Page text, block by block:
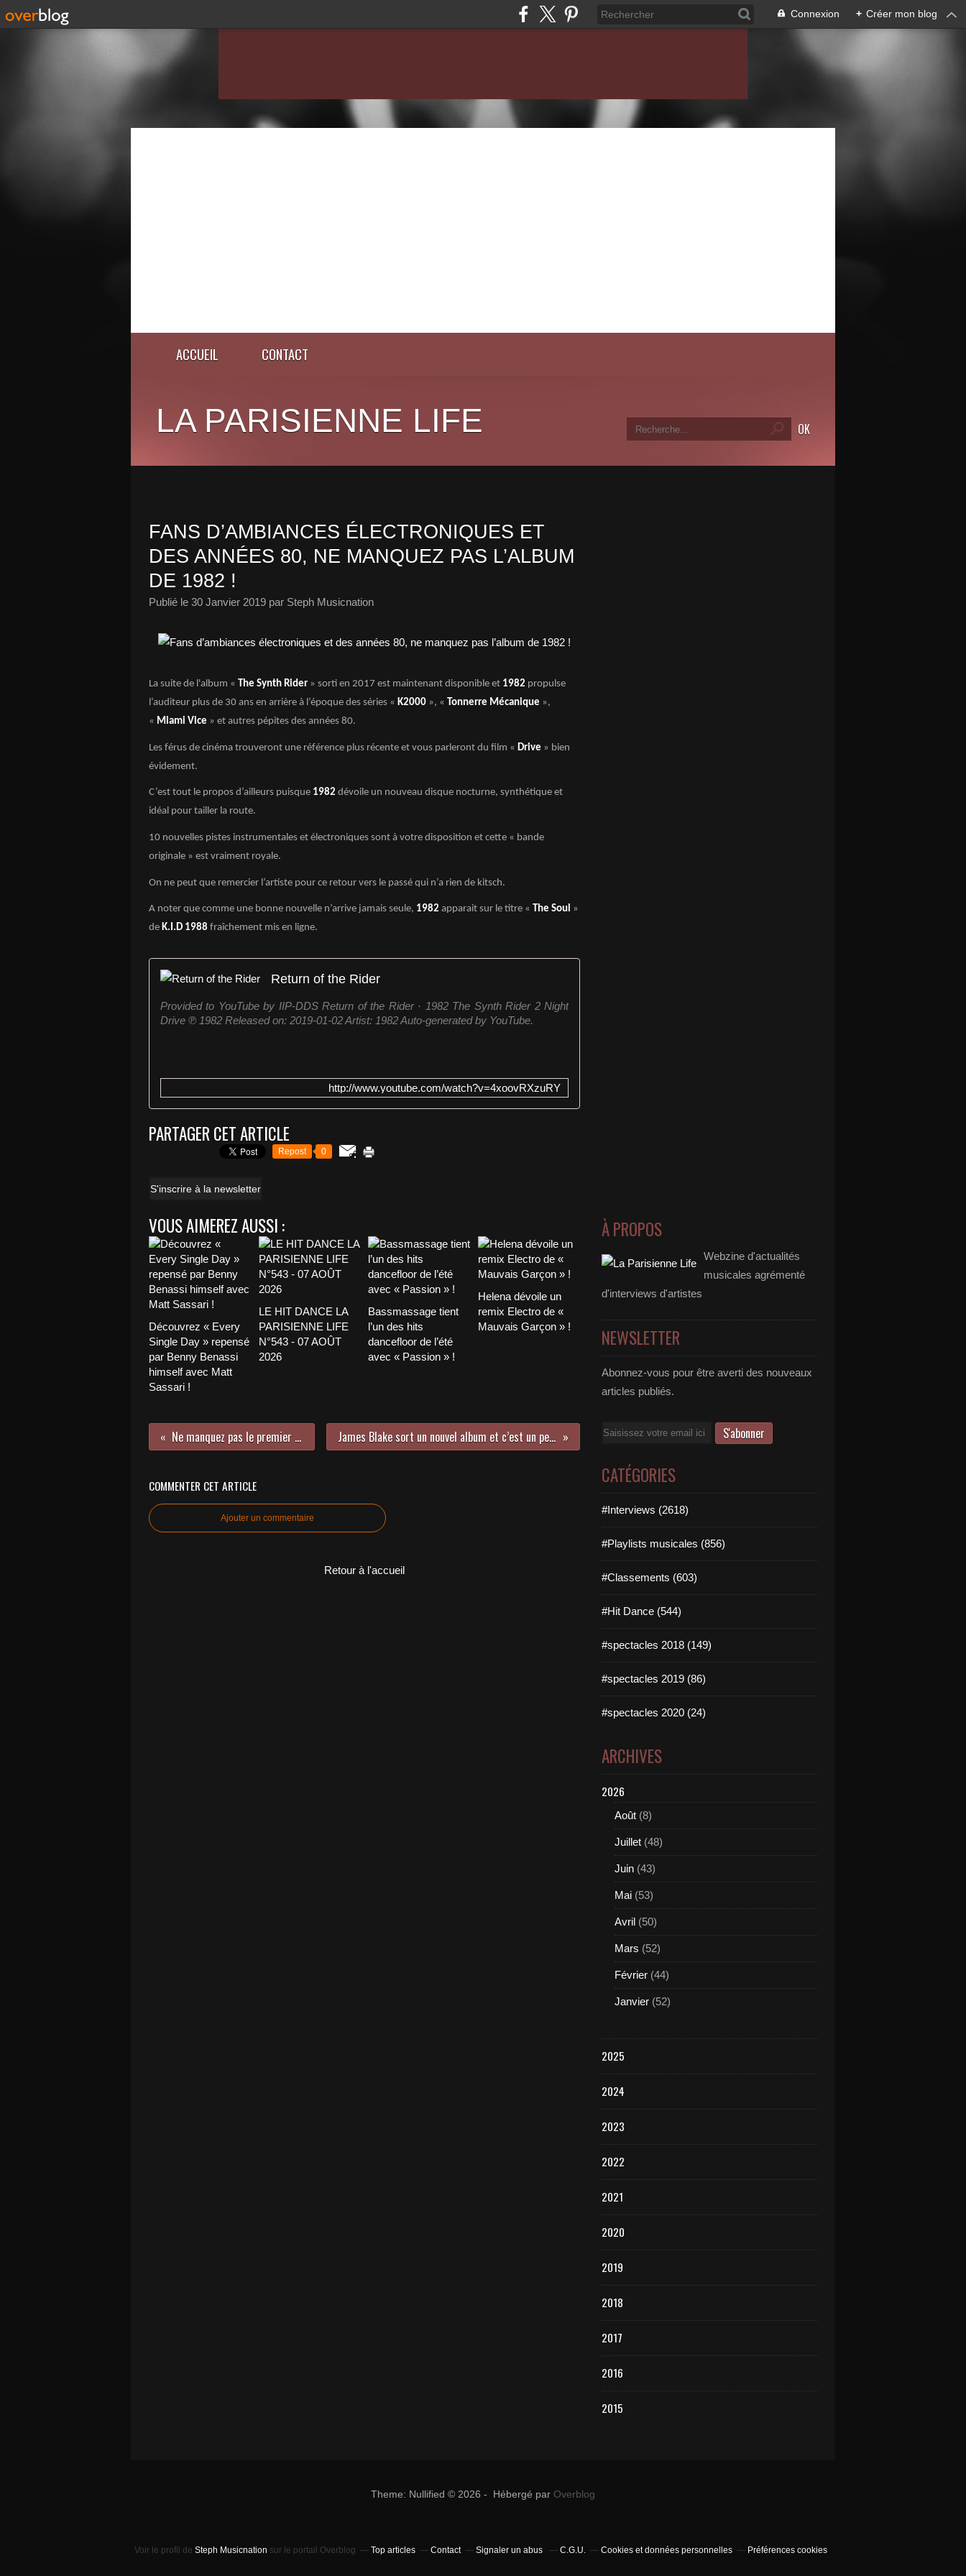
Connexion + Créer mon blog
ACCUEIL CONTACT
LA PARISIENNE LIFE
FANS D’AMBIANCES ÉLECTRONIQUES ET
DES ANNÉES 80, NE MANQUEZ PAS L’ALBUM
DE 1982 !
Publié le 30 Janvier 2019 par Steph Musicnation
La suite de l'album « The Synth Rider » sorti en 2017 est maintenant disponible et 1982 propulse
l’auditeur plus de 30 ans en arrière à l’époque des séries « K2000 », « Tonnerre Mécanique »,
« Miami Vice » et autres pépites des années 80.
Les férus de cinéma trouveront une référence plus récente et vous parleront du film « Drive » bien
évidement.
C’est tout le propos d’ailleurs puisque 1982 dévoile un nouveau disque nocturne, synthétique et
idéal pour tailler la route.
10 nouvelles pistes instrumentales et électroniques sont à votre disposition et cette « bande
originale » est vraiment royale.
On ne peut que remercier l’artiste pour ce retour vers le passé qui n’a rien de kitsch.
A noter que comme une bonne nouvelle n’arrive jamais seule, 1982 apparait sur le titre « The Soul »
de K.I.D 1988 fraîchement mis en ligne.
Return of the Rider
Provided to YouTube by IIP-DDS Return of the Rider · 1982 The Synth Rider 2 Night
Drive ℗ 1982 Released on: 2019-01-02 Artist: 1982 Auto-generated by YouTube.
http://www.youtube.com/watch?v=4xoovRXzuRY
PARTAGER CET ARTICLE
Repost 0
S'inscrire à la newsletter
VOUS AIMEREZ AUSSI :
Découvrez « Every
Single Day » repensé
par Benny Benassi
himself avec Matt
Sassari !
LE HIT DANCE LA
PARISIENNE LIFE
N°543 - 07 AOÛT
2026
Bassmassage tient
l’un des hits
dancefloor de l’été
avec « Passion » !
Helena dévoile un
remix Electro de «
Mauvais Garçon » !
Ne manquez pas le premier EP de G Flip ! James Blake sort un nouvel album et c’est un peu la douche froide !
COMMENTER CET ARTICLE
Ajouter un commentaire
Retour à l'accueil
À PROPOS
Webzine d'actualités
musicales agrémenté
d'interviews d'artistes
NEWSLETTER
Abonnez-vous pour être averti des nouveaux
articles publiés.
Email
CATÉGORIES
#Interviews (2618)
#Playlists musicales (856)
#Classements (603)
#Hit Dance (544)
#spectacles 2018 (149)
#spectacles 2019 (86)
#spectacles 2020 (24)
ARCHIVES
2026
Août (8)
Juillet (48)
Juin (43)
Mai (53)
Avril (50)
Mars (52)
Février (44)
Janvier (52)
2025
2024
2023
2022
2021
2020
2019
2018
2017
2016
2015
Theme: Nullified © 2026 - Hébergé par Overblog
Voir le profil de Steph Musicnation sur le portail Overblog Top articles Contact Signaler un abus C.G.U. Cookies et données personnelles Préférences cookies